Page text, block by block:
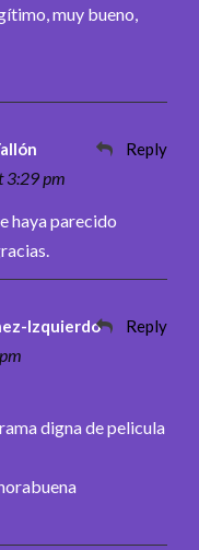
muy bueno,
3:29 pm
Reply
haya parecido
Izquierdo Reply
digna de pelicula